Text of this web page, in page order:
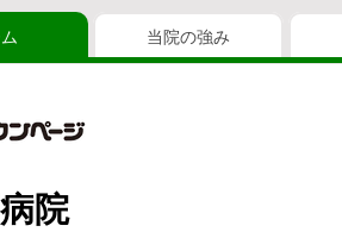
当院の強み
院